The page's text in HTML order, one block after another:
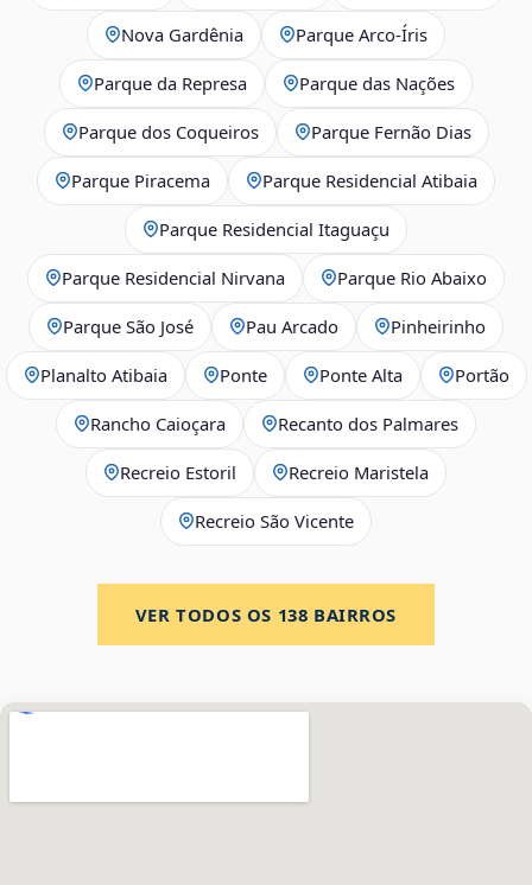
Nova Gardênia Parque Arco-Íris
Parque da Represa Parque das Nações
Parque dos Coqueiros Parque Fernão Dias
Parque Piracema Parque Residencial Atibaia
Parque Residencial Itaguaçu
Parque Residencial Nirvana Parque Rio Abaixo
Parque São José Pau Arcado Pinheirinho
Planalto Atibaia Ponte Ponte Alta Portão
Rancho Caioçara Recanto dos Palmares
Recreio Estoril Recreio Maristela
Recreio São Vicente
VER TODOS OS 138 BAIRROS